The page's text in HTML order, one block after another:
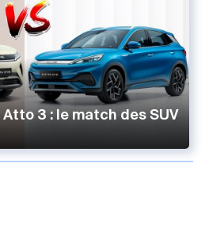
Atto 3 : le match des SUV